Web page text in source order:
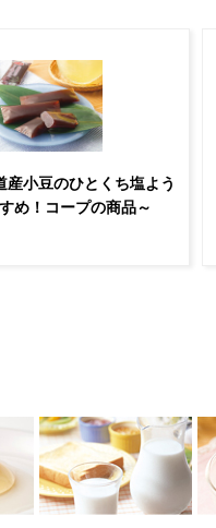
産小豆のひとくち塩よう
め！コープの商品～